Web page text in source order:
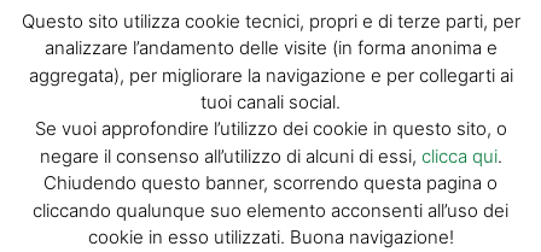
© GIORGIO TESI EDITRICE S.R.L. | P.IVA
01732650476 | VIA DI BADIA 14 – 51100 LOC.
BOTTEGONE (PISTOIA) |POWERED BY
ALLYMIND
Questo sito utilizza cookie tecnici, propri e di terze parti, per
analizzare l’andamento delle visite (in forma anonima e
aggregata), per migliorare la navigazione e per collegarti ai
tuoi canali social.
Se vuoi approfondire l’utilizzo dei cookie in questo sito, o
negare il consenso all’utilizzo di alcuni di essi, clicca qui.
Chiudendo questo banner, scorrendo questa pagina o
cliccando qualunque suo elemento acconsenti all’uso dei
cookie in esso utilizzati. Buona navigazione!